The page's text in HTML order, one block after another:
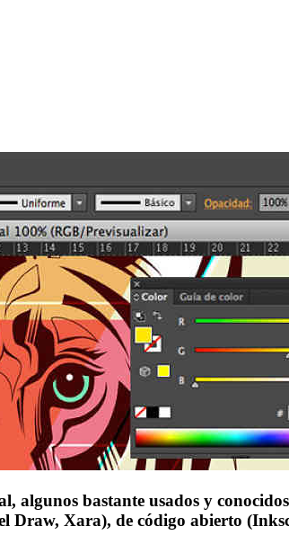
bastante usados y
Draw, Xara), de código abierto